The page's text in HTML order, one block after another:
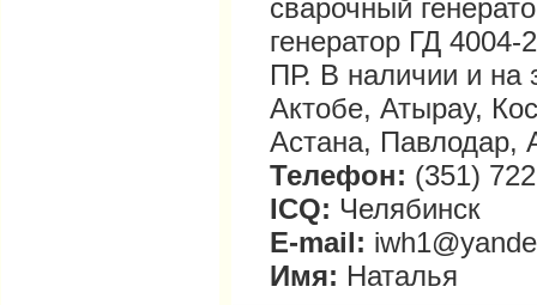
сварочный
генератор ГД
ПР. В наличии и на
Актобе, Атырау,
Астана,
Телефон: (351)
ICQ: Челябинск
E-mail:
Имя: Наталья